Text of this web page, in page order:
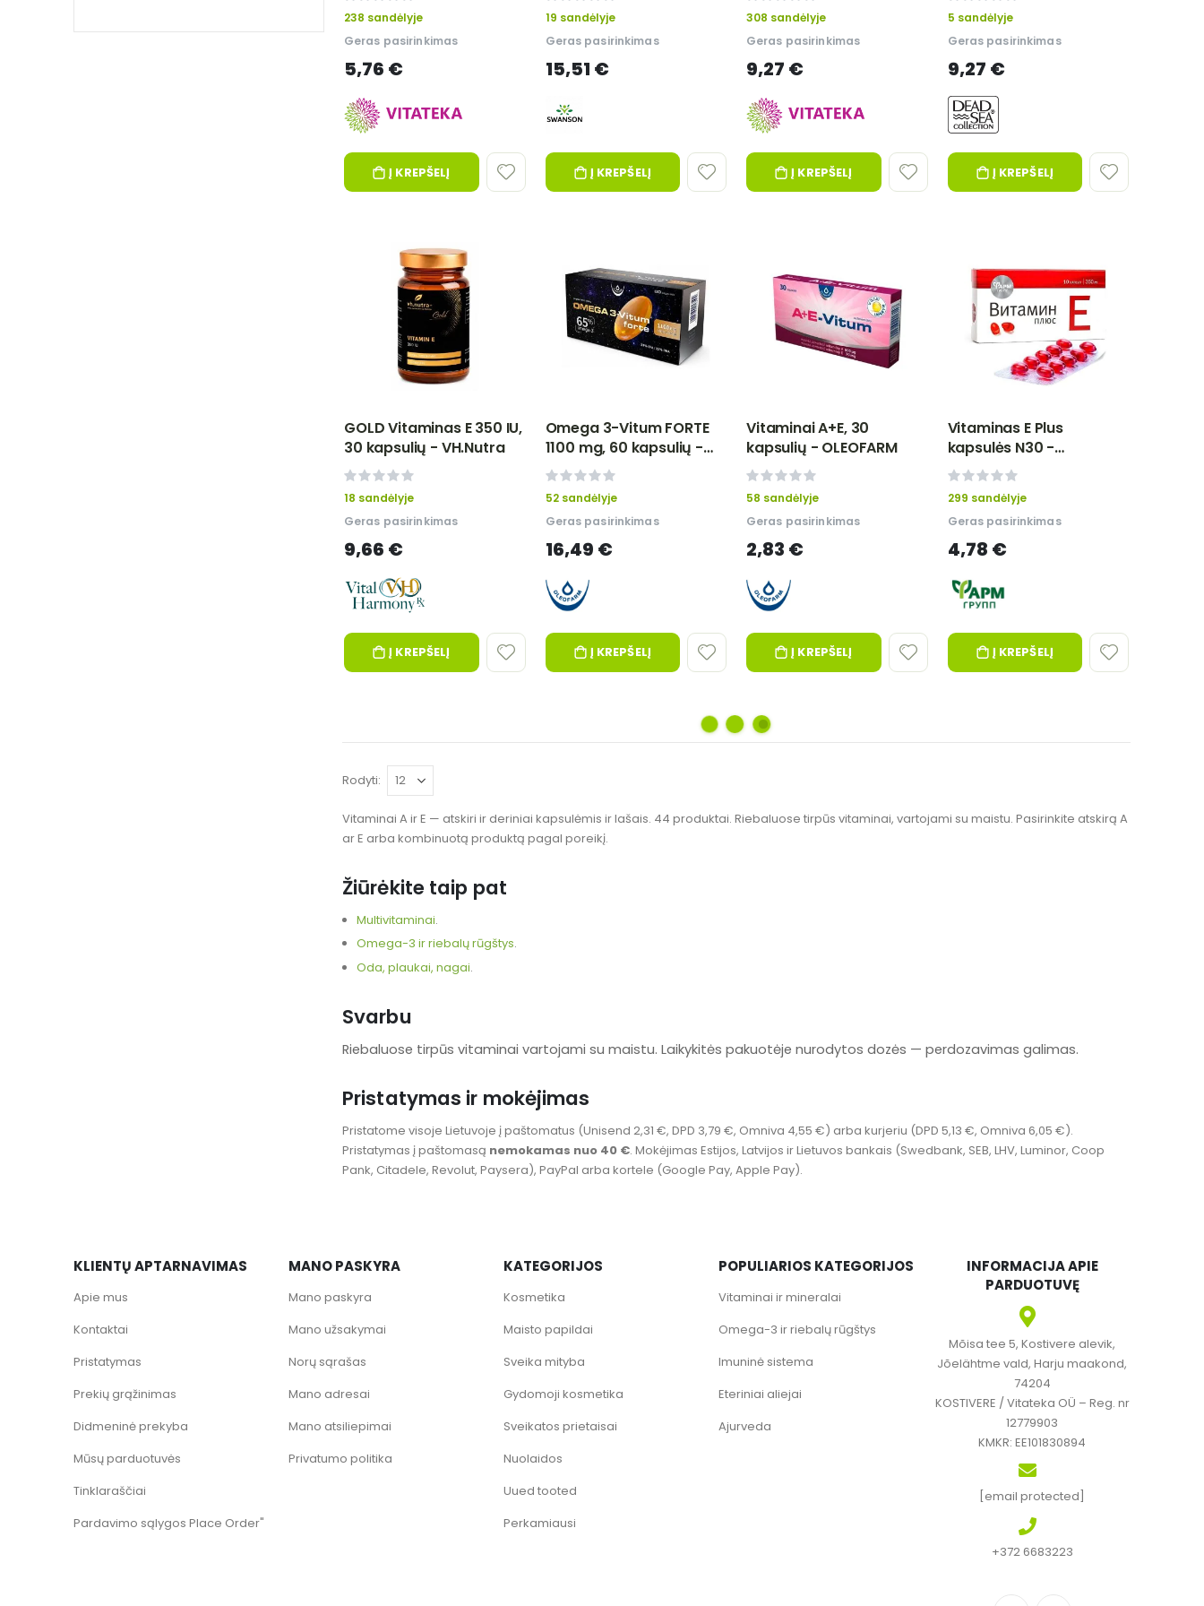
238 sandėlyje
Geras pasirinkimas
5,76 €
Į KREPŠELĮ
19 sandėlyje
Geras pasirinkimas
15,51 €
Į KREPŠELĮ
308 sandėlyje
Geras pasirinkimas
9,27 €
Į KREPŠELĮ
5 sandėlyje
Geras pasirinkimas
9,27 €
Į KREPŠELĮ
GOLD Vitaminas E 350 IU,
30 kapsulių - VH.Nutra
0%
18 sandėlyje
Geras pasirinkimas
9,66 €
Į KREPŠELĮ
Omega 3-Vitum FORTE
1100 mg, 60 kapsulių -
OLEOFARM
0%
52 sandėlyje
Geras pasirinkimas
16,49 €
Į KREPŠELĮ
Vitaminai A+E, 30
kapsulių - OLEOFARM
0%
58 sandėlyje
Geras pasirinkimas
2,83 €
Į KREPŠELĮ
Vitaminas E Plus
kapsulės N30 -
Farmgrupp
0%
299 sandėlyje
Geras pasirinkimas
4,78 €
Į KREPŠELĮ
Rodyti
Vitaminai A ir E — atskiri ir deriniai kapsulėmis ir lašais. 44 produktai. Riebaluose tirpūs vitaminai, vartojami su maistu. Pasirinkite atskirą A
ar E arba kombinuotą produktą pagal poreikį.
Žiūrėkite taip pat
Multivitaminai.
Omega-3 ir riebalų rūgštys.
Oda, plaukai, nagai.
Svarbu
Riebaluose tirpūs vitaminai vartojami su maistu. Laikykitės pakuotėje nurodytos dozės — perdozavimas galimas.
Pristatymas ir mokėjimas
Pristatome visoje Lietuvoje į paštomatus (Unisend 2,31 €, DPD 3,79 €, Omniva 4,55 €) arba kurjeriu (DPD 5,13 €, Omniva 6,05 €).
Pristatymas į paštomasą nemokamas nuo 40 €. Mokėjimas Estijos, Latvijos ir Lietuvos bankais (Swedbank, SEB, LHV, Luminor, Coop
Pank, Citadele, Revolut, Paysera), PayPal arba kortele (Google Pay, Apple Pay).
KLIENTŲ APTARNAVIMAS
Apie mus
Kontaktai
Pristatymas
Prekių grąžinimas
Didmeninė prekyba
Mūsų parduotuvės
Tinklaraščiai
Pardavimo sąlygos Place Order"
MANO PASKYRA
Mano paskyra
Mano užsakymai
Norų sąrašas
Mano adresai
Mano atsiliepimai
Privatumo politika
KATEGORIJOS
Kosmetika
Maisto papildai
Sveika mityba
Gydomoji kosmetika
Sveikatos prietaisai
Nuolaidos
Uued tooted
Perkamiausi
POPULIARIOS KATEGORIJOS
Vitaminai ir mineralai
Omega-3 ir riebalų rūgštys
Imuninė sistema
Eteriniai aliejai
Ajurveda
INFORMACIJA APIE
PARDUOTUVĘ
Mõisa tee 5, Kostivere alevik,
Jõelähtme vald, Harju maakond,
74204
KOSTIVERE / Vitateka OÜ – Reg. nr
12779903
KMKR: EE101830894
[email protected]
+372 6683223